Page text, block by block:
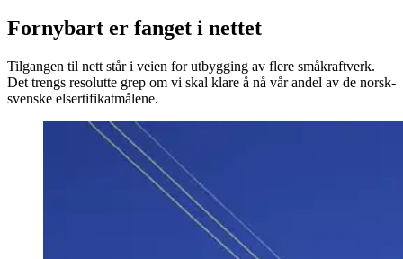
Fornybart er fanget i nettet
Tilgangen til nett står i veien for utbygging av flere småkraftverk.
Det trengs resolutte grep om vi skal klare å nå vår andel av de norsk-
svenske elsertifikatmålene.